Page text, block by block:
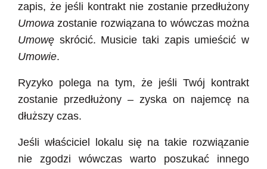
zapis, że jeśli kontrakt nie zostanie przedłużony
Umowa zostanie rozwiązana to wówczas można
Umowę skrócić. Musicie taki zapis umieścić w
Umowie.
Ryzyko polega na tym, że jeśli Twój kontrakt
zostanie przedłużony – zyska on najemcę na
dłuższy czas.
Jeśli właściciel lokalu się na takie rozwiązanie
nie zgodzi wówczas warto poszukać innego